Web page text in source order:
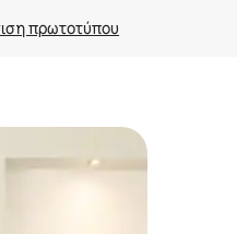
πρωτοτύπου